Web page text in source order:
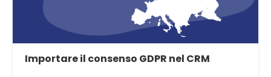
Importare il consenso GDPR nel CRM